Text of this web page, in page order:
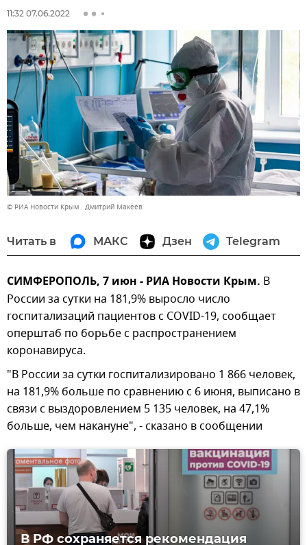
11:32 07.06.2022
© РИА Новости Крым . Дмитрий Макеев
Читать в МАКС Дзен Telegram
СИМФЕРОПОЛЬ, 7 июн - РИА Новости Крым. В
России за сутки на 181,9% выросло число
госпитализаций пациентов с COVID-19, сообщает
оперштаб по борьбе с распространением
коронавируса.
"В России за сутки госпитализировано 1 866 человек,
на 181,9% больше по сравнению с 6 июня, выписано в
связи с выздоровлением 5 135 человек, на 47,1%
больше, чем накануне", - сказано в сообщении
В РФ сохраняется рекомендация